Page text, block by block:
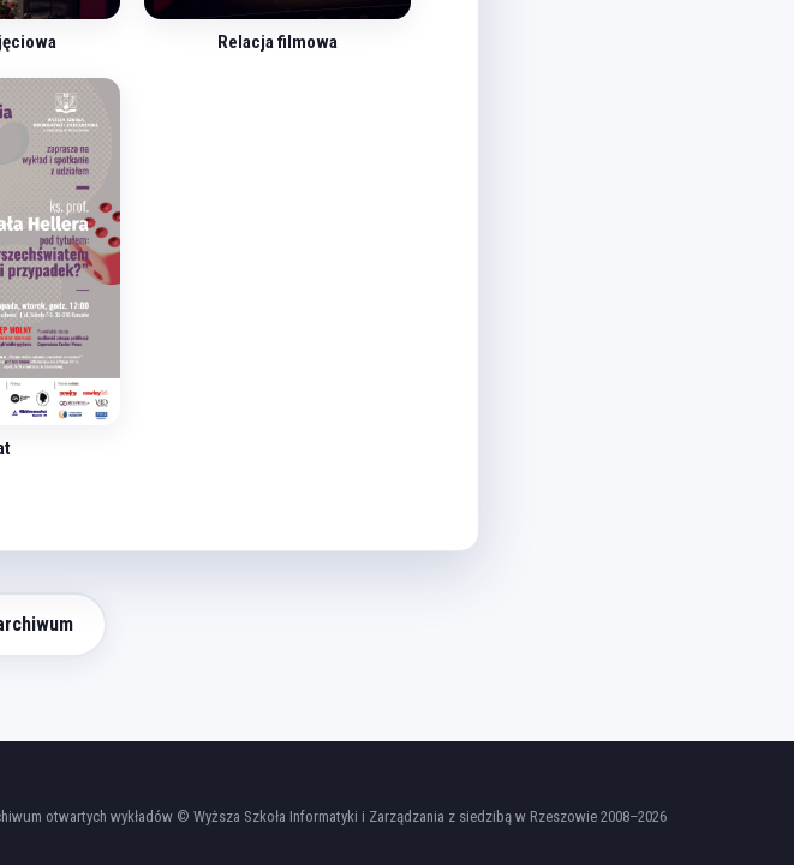
Relacja filmowa
otwartych wykładów © Wyższa Szkoła Informatyki i Zarządzania z siedzibą w Rzeszowie 2008–2026